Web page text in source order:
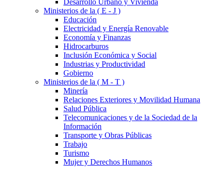
Desarrollo Urbano y Vivienda
Ministerios de la ( E - J )
Educación
Electricidad y Energía Renovable
Economía y Finanzas
Hidrocarburos
Inclusión Económica y Social
Industrias y Productividad
Gobierno
Ministerios de la ( M - T )
Minería
Relaciones Exteriores y Movilidad Humana
Salud Pública
Telecomunicaciones y de la Sociedad de la
Información
Transporte y Obras Públicas
Trabajo
Turismo
Mujer y Derechos Humanos